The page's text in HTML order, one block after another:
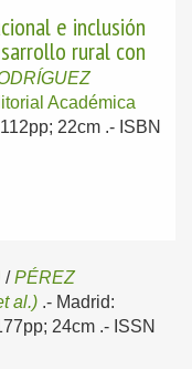
e inclusión
rural con
Académica
22cm .- ISBN
/PÉREZ
al.) .- Madrid:
24cm .- ISSN